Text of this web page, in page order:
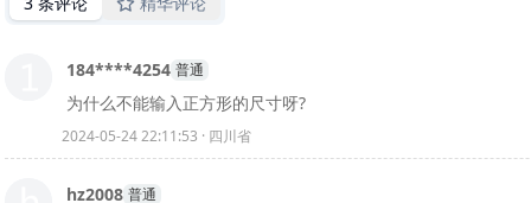
184****4254 普通
为什么不能输入正方形的尺寸呀?
2024-05-24 22:11:53 · 四川省
hz2008 普通